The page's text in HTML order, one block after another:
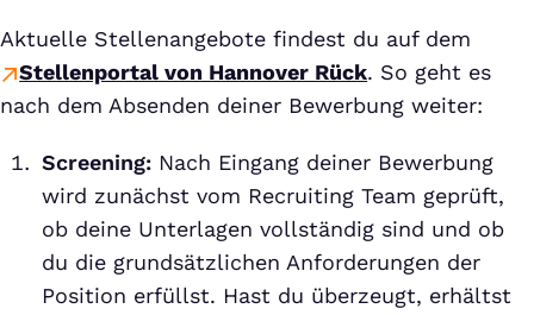
Aktuelle Stellenangebote findest du auf dem
Stellenportal von Hannover Rück. So geht es
nach dem Absenden deiner Bewerbung weiter:
Screening: Nach Eingang deiner Bewerbung
wird zunächst vom Recruiting Team geprüft,
ob deine Unterlagen vollständig sind und ob
du die grund­sätzlichen Anfor­derungen der
Position erfüllst. Hast du überzeugt, erhältst